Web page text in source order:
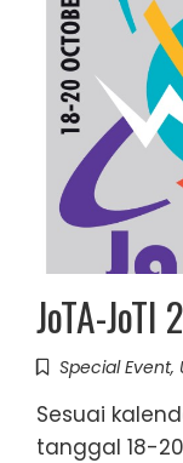
JoTA-
Special Event,
Sesuai
tanggal 18-20